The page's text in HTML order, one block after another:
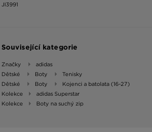
JI3991
Související kategorie
Značky
adidas
Dětské
Boty
Tenisky
Dětské
Boty
Kojenci a batolata (16-27)
Kolekce
adidas Superstar
Kolekce
Boty na suchý zip